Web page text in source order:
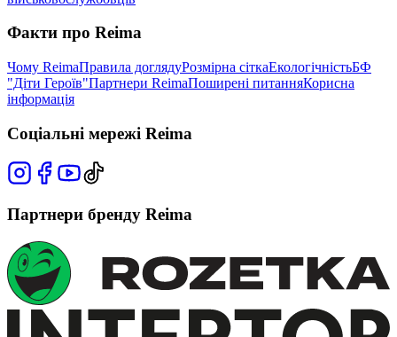
Факти про Reima
Чому ReimaПравила доглядуРозмірна сіткаЕкологічністьБФ
"Діти Героїв"Партнери ReimaПоширені питанняКорисна
інформація
Соціальні мережі Reima
Партнери бренду Reima